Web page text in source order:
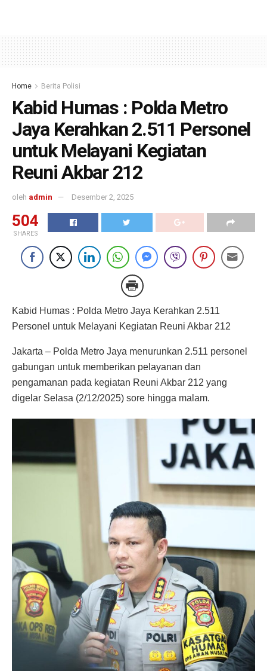
Home Berita Polisi
Kabid Humas : Polda Metro
Jaya Kerahkan 2.511 Personel
untuk Melayani Kegiatan
Reuni Akbar 212
oleh admin Desember 2, 2025
504
SHARES
Kabid Humas : Polda Metro Jaya Kerahkan 2.511
Personel untuk Melayani Kegiatan Reuni Akbar 212
Jakarta – Polda Metro Jaya menurunkan 2.511 personel
gabungan untuk memberikan pelayanan dan
pengamanan pada kegiatan Reuni Akbar 212 yang
digelar Selasa (2/12/2025) sore hingga malam.